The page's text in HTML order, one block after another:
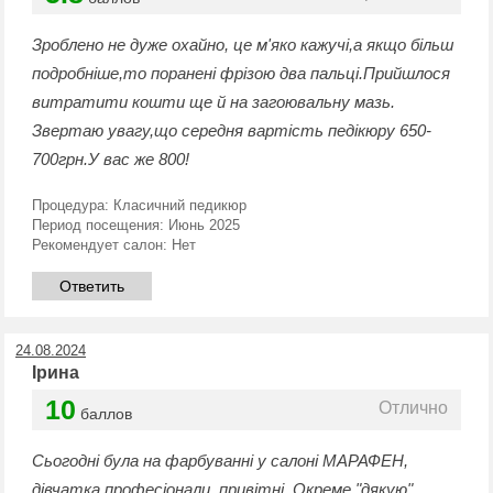
Зроблено не дуже охайно, це м'яко кажучі,а якщо більш
подробніше,то поранені фрізою два пальці.Прийшлося
витратити кошти ще й на загоювальну мазь.
Звертаю увагу,що середня вартість педікюру 650-
700грн.У вас же 800!
Процедура: Класичний педикюр
Период посещения: Июнь 2025
Рекомендует салон: Нет
Ответить
24.08.2024
Ірина
10 баллов Отлично
Сьогодні була на фарбуванні у салоні МАРАФЕН,
дівчатка професіонали, привітні. Окреме "дякую"